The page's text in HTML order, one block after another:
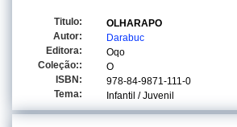
Titulo:
OLHARAPO
Autor:
Darabuc
Editora:
Oqo
Coleção::
O
ISBN:
978-84-9871-111-0
Tema:
Infantil / Juvenil